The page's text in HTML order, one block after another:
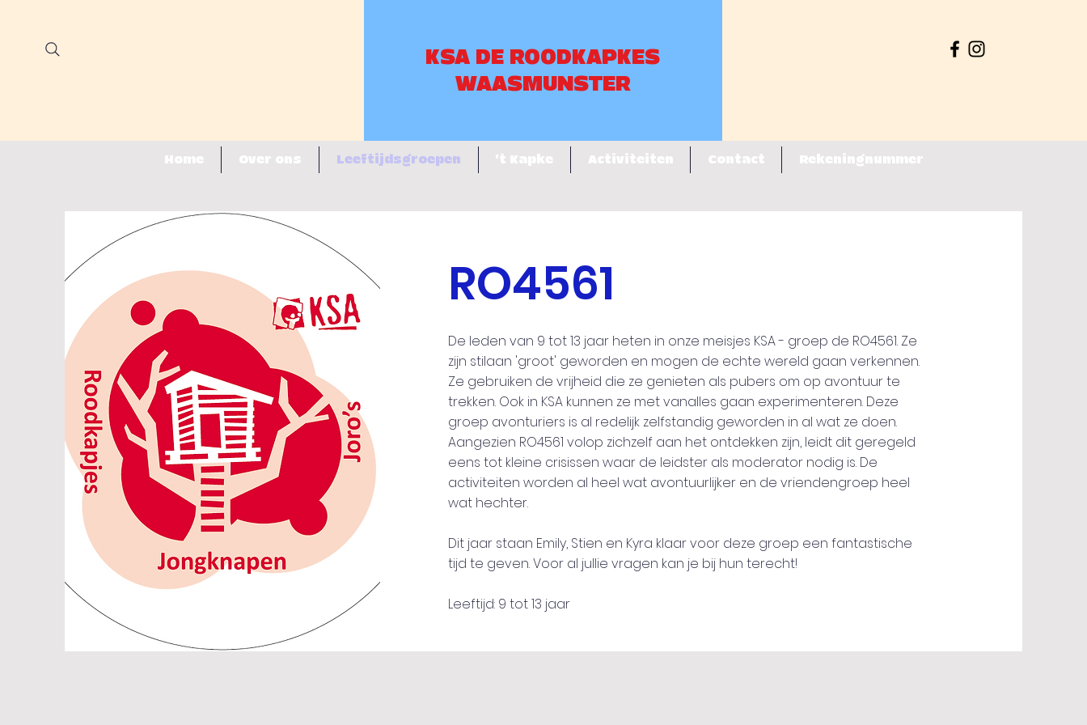
KSA DE ROODKAPKES
WAASMUNSTER
Home Over ons Leeftijdsgroepen 't Kapke Activiteiten Contact Rekeningnummer
RO4561
De leden van 9 tot 13 jaar heten in onze meisjes KSA - groep de RO4561. Ze
zijn stilaan 'groot' geworden en mogen de echte wereld gaan verkennen.
Ze gebruiken de vrijheid die ze genieten als pubers om op avontuur te
trekken. Ook in KSA kunnen ze met vanalles gaan experimenteren. Deze
groep avonturiers is al redelijk zelfstandig geworden in al wat ze doen.
Aangezien RO4561 volop zichzelf aan het ontdekken zijn, leidt dit geregeld
eens tot kleine crisissen waar de leidster als moderator nodig is. De
activiteiten worden al heel wat avontuurlijker en de vriendengroep heel
wat hechter.
Dit jaar staan Emily, Stien en Kyra klaar voor deze groep een fantastische
tijd te geven. Voor al jullie vragen kan je bij hun terecht!
Leeftijd: 9 tot 13 jaar